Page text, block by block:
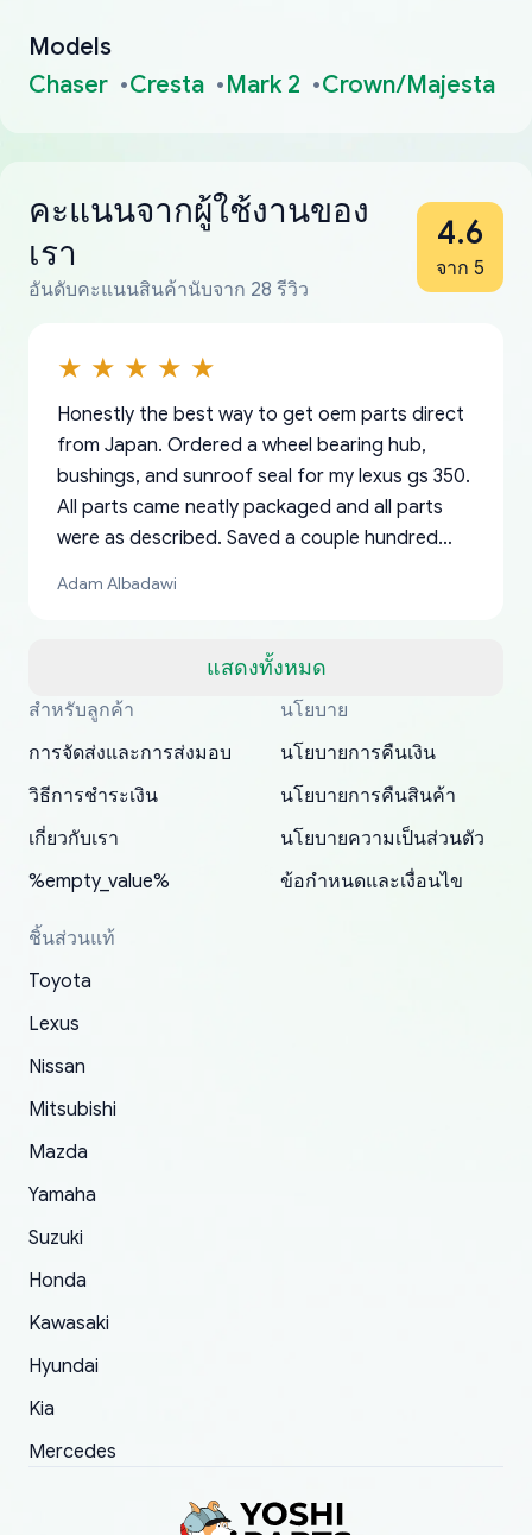
Models
Chaser
Cresta Mark 2 Crown/Majesta
คะแนนจากผู้ใช้งานของ
เรา
อันดับคะแนนสินค้านับจาก 28 รีวิว
4.6
จาก 5
แสดงทั้งหมด
Honestly the best way to get oem parts direct
from Japan. Ordered a wheel bearing hub,
bushings, and sunroof seal for my lexus gs 350.
All parts came neatly packaged and all parts
were as described. Saved a couple hundred
a matter of days. Very professional company as
well, I forgot to add my apartment number in
my address and contacted them with the
correct information. They updated my address
promptly. Will 100% be returning to order parts
Adam Albadawi
Thank you, yoshiparts.com for the responsive
customer service and for being a reliable
have ordered from yoshi three times within
2022. The first two orders were received timely
and with no problems. The third order was not
received at all. According to yoshi's shipper, the
parcel was lost somewhere within the U.S.
replacement order was shipped and received.
The only reason for giving them 4 stars instead
order.
South Guam
OEM parts at prices that nobody else can beat.
Fast shipping to USA… I’m happy!
P. Ginez
Basically, this is my 6th time ordering parts for
my XRs (which is hard to find these days). Item
19 delays which is understandable, the package
is packed well! More so, I am genuinely happy
about the updates whether the item I added to
my cart is available or not. It's hassle free, I've
had troubles on my previous orders but they
and giving me updates.
All genuine oem parts all in perfect condition I
have told everyone about this site very reliable
appreciate everything.
Jay W
I am so shocked at good time, all just because
needed parts for making my cars more
mudguards,flares ) area insane good shape for
my VDJ79, thank you yoshi, for caring
packaging and also because i can look for all
parts needed for upgrading from LX to VX
toyota!.
YANAN RAMIREZ GONZALEZ
สำหรับลูกค้า
การจัดส่งและการส่งมอบ
วิธีการชำระเงิน
เกี่ยวกับเรา
%empty_value%
นโยบาย
นโยบายการคืนเงิน
นโยบายการคืนสินค้า
นโยบายความเป็นส่วนตัว
ข้อกำหนดและเงื่อนไข
ชิ้นส่วนแท้
Toyota
Lexus
Nissan
Mitsubishi
Mazda
Yamaha
Suzuki
Honda
Kawasaki
Hyundai
Kia
Mercedes